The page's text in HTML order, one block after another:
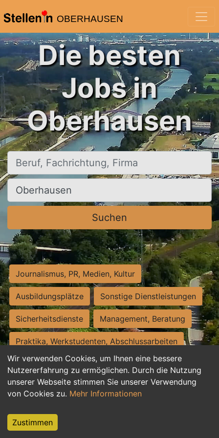
OBERHAUSEN
Wir verwenden Cookies, um Ihnen eine bessere
Nutzererfahrung zu ermöglichen. Durch die Nutzung
unserer Webseite stimmen Sie unserer Verwendung
von Cookies zu. Mehr Informationen
Zustimmen
Die besten
Jobs in
Oberhausen
Beruf, Fachrichtung, Firma
Ort, Stadt
Suchen
Journalismus, PR, Medien, Kultur
Ausbildungsplätze Sonstige Dienstleistungen
Sicherheitsdienste Management, Beratung
Praktika, Werkstudenten, Abschlussarbeiten
Personalwesen Assistenz, Sekretariat
Hilfskräfte, Aushilfs- und Nebenjobs
Weiterbildung, Studium, duale Ausbildung